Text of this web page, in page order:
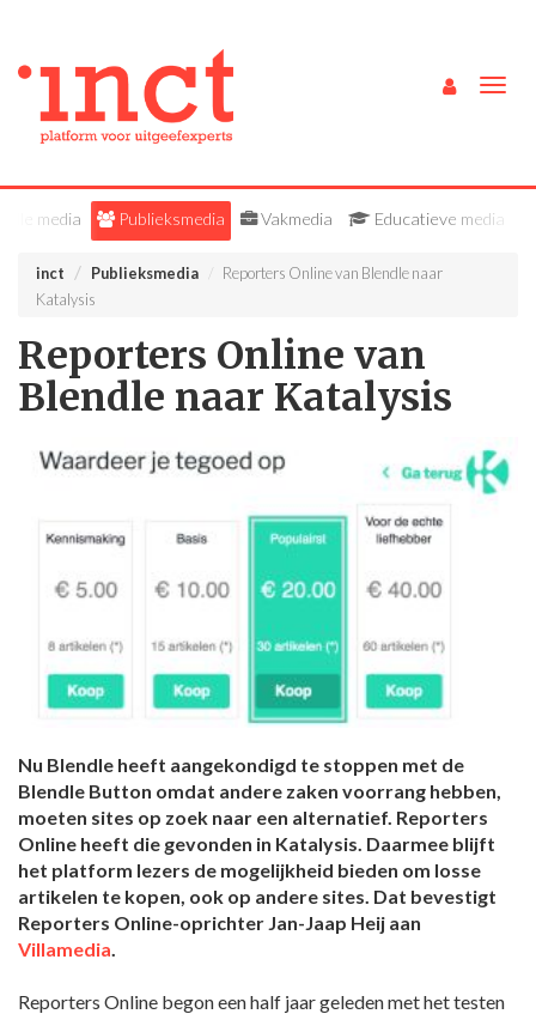
Alle media Publieksmedia Vakmedia Educatieve media
inct Publieksmedia
Reporters Online van Blendle naar
Katalysis
Reporters Online van
Blendle naar Katalysis
Nu Blendle heeft aangekondigd te stoppen met de
Blendle Button omdat andere zaken voorrang hebben,
moeten sites op zoek naar een alternatief. Reporters
Online heeft die gevonden in Katalysis. Daarmee blijft
het platform lezers de mogelijkheid bieden om losse
artikelen te kopen, ook op andere sites. Dat bevestigt
Reporters Online-oprichter Jan-Jaap Heij aan
Villamedia
Reporters Online begon een half jaar geleden met het testen